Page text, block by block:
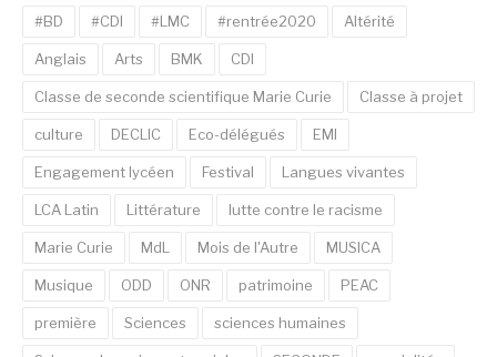
#BD #CDI #LMC #rentrée2020 Altérité
Anglais Arts BMK CDI
Classe de seconde scientifique Marie Curie Classe à projet
culture DECLIC Eco-délégués EMI
Engagement lycéen Festival Langues vivantes
LCA Latin Littérature lutte contre le racisme
Marie Curie MdL Mois de l'Autre MUSICA
Musique ODD ONR patrimoine PEAC
première Sciences sciences humaines